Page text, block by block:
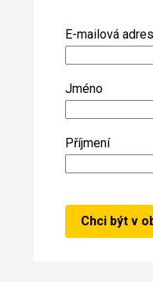
E-mailová
Jméno
Příjmení